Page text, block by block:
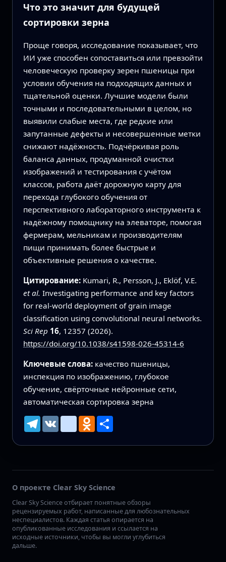
Что это значит для будущей
сортировки зерна
Проще говоря, исследование показывает, что
ИИ уже способен сопоставиться или превзойти
человеческую проверку зерен пшеницы при
условии обучения на подходящих данных и
тщательной оценки. Лучшие модели были
точными и последовательными в целом, но
выявили слабые места, где редкие или
запутанные дефекты и несовершенные метки
снижают надёжность. Подчёркивая роль
баланса данных, продуманной очистки
изображений и тестирования с учётом
классов, работа даёт дорожную карту для
перехода глубокого обучения от
перспективного лабораторного инструмента к
надёжному помощнику на элеваторе, помогая
фермерам, мельникам и производителям
пищи принимать более быстрые и
объективные решения о качестве.
Цитирование: Kumari, R., Persson, J., Eklöf, V.E.
et al. Investigating performance and key factors
for real-world deployment of grain image
classification using convolutional neural networks.
Sci Rep 16, 12357 (2026).
https://doi.org/10.1038/s41598-026-45314-6
Ключевые слова: качество пшеницы,
инспекция по изображению, глубокое
обучение, свёрточные нейронные сети,
автоматическая сортировка зерна
Telegram
VK mailruOdnoklassniki
Ресурс
О проекте Clear Sky Science
Clear Sky Science отбирает понятные обзоры
рецензируемых работ, написанные для любознательных
неспециалистов. Каждая статья опирается на
опубликованные исследования и ссылается на
исходные источники, чтобы вы могли углубиться
дальше.